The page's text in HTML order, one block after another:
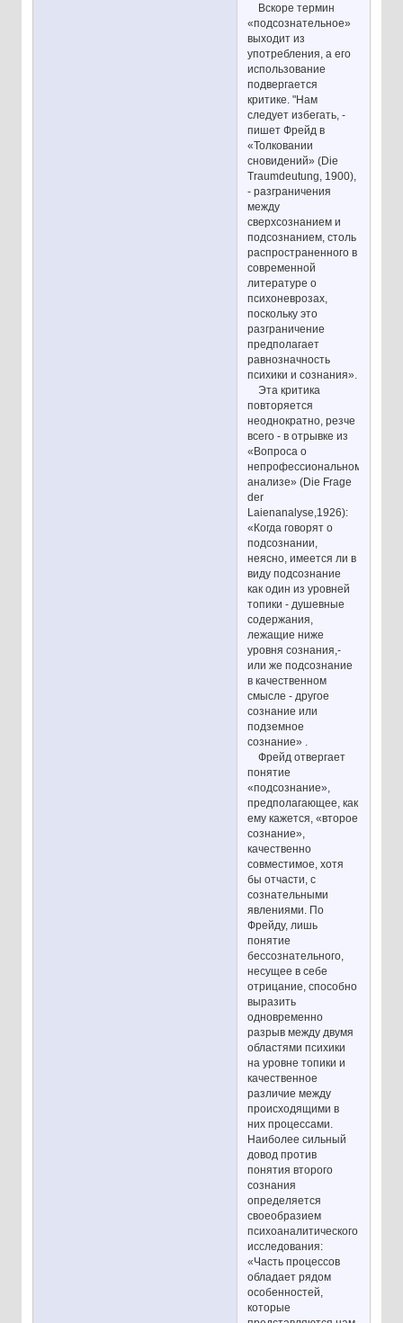
Вскоре термин
«подсознательное»
выходит из
употребления, а его
использование
подвергается
критике. "Нам
следует избегать, -
пишет Фрейд в
«Толковании
сновидений» (Die
Traumdeutung, 1900),
- разграничения
между
сверхсознанием и
подсознанием, столь
распространенного в
современной
литературе о
психоневрозах,
поскольку это
разграничение
предполагает
равнозначность
психики и сознания».
Эта критика
повторяется
неоднократно, резче
всего - в отрывке из
«Вопроса о
непрофессиональном
анализе» (Die Frage
der
Laienanalyse,1926):
«Когда говорят о
подсознании,
неясно, имеется ли в
виду подсознание
как один из уровней
топики - душевные
содержания,
лежащие ниже
уровня сознания,-
или же подсознание
в качественном
смысле - другое
сознание или
подземное
сознание» .
Фрейд отвергает
понятие
«подсознание»,
предполагающее, как
ему кажется, «второе
сознание»,
качественно
совместимое, хотя
бы отчасти, с
сознательными
явлениями. По
Фрейду, лишь
понятие
бессознательного,
несущее в себе
отрицание, способно
выразить
одновременно
разрыв между двумя
областями психики
на уровне топики и
качественное
различие между
происходящими в
них процессами.
Наиболее сильный
довод против
понятия второго
сознания
определяется
своеобразием
психоаналитического
исследования:
«Часть процессов
обладает рядом
особенностей,
которые